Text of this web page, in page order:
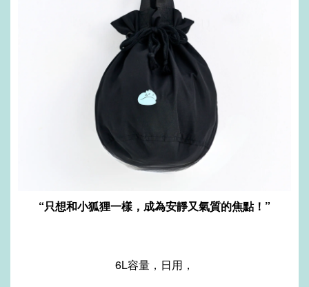
“只想和小狐狸一樣，成為安靜又氣質的焦點！ ”
6L容量，日用，